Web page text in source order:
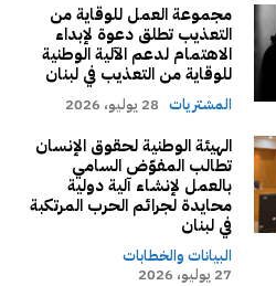
مجموعة العمل للوقاية من
التعذيب تطلق دعوة لإبداء
الاهتمام لدعم الآلية الوطنية
للوقاية من التعذيب في لبنان
المشتريات 28 يوليو، 2026
الهيئة الوطنية لحقوق الإنسان
تطالب المفوّض السامي
بالعمل لإنشاء آلية دولية
محايدة لجرائم الحرب المرتكبة
في لبنان
البيانات والخطابات
27 يوليو، 2026